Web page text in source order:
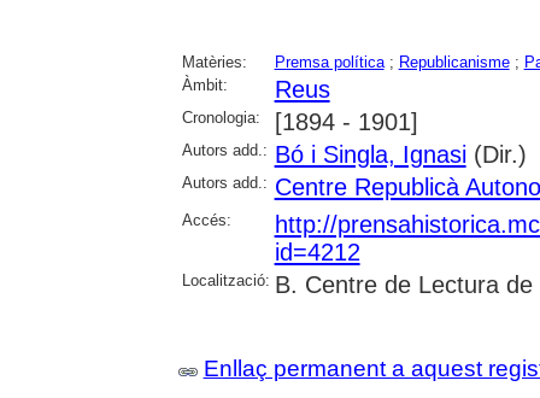
Matèries: Premsa política; Republicanisme;
Àmbit:
Reus
Cronologia: [1894 - 1901]
Autors add.: Bó i Singla, Ignasi(Dir.)
Autors add.: Centre Republicà
Accés:
http://
id=4212
Localització: B. Centre de Lectura
Enllaç permanent a aquest